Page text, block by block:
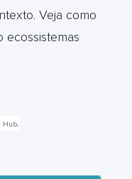
Veja como
ecossistemas
Hub.